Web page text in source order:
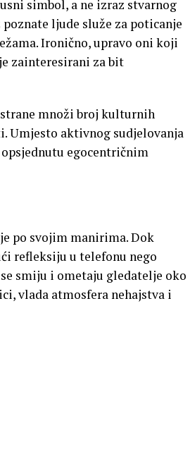
simbol, a ne izraz stvarnog
ljude služe za poticanje
Ironično, upravo oni koji
zainteresirani za bit
strane množi broj kulturnih
Umjesto aktivnog sudjelovanja
egocentričnim
po svojim manirima. Dok
refleksiju u telefonu nego
smiju i ometaju gledatelje oko
vlada atmosfera nehajstva i